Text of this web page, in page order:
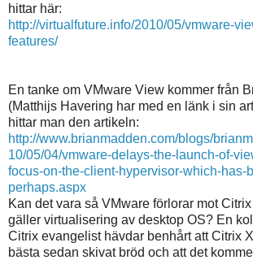
hittar här:
http://virtualfuture.info/2010/05/vmware-
features/
En tanke om VMware View kommer från
(Matthijs Havering har med en länk i sin
hittar man den artikeln:
http://www.brianmadden.com/blogs/
10/05/04/vmware-delays-the-launch-of-
focus-on-the-client-hypervisor-which-has-
perhaps.aspx
Kan det vara så VMware förlorar mot
gäller virtualisering av desktop OS? En
Citrix evangelist hävdar benhårt att Citrix
bästa sedan skivat bröd och att det